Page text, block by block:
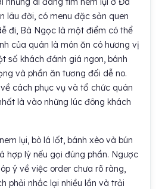
lâu đời, có menu đặc sản quen
đi, Bà Ngọc là một điểm có thể
của quán là món ăn có hương vị
số khách đánh giá ngon, bánh
và phần ăn tương đối dễ no.
cách phục vụ và tổ chức quán
là vào những lúc đông khách
lụi, bò lá lốt, bánh xèo và bún
hợp lý nếu gọi đúng phần. Ngược
ý về việc order chưa rõ ràng,
phải nhắc lại nhiều lần và trải